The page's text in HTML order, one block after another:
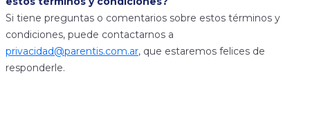
Si tiene preguntas o comentarios sobre estos términos y
condiciones, puede contactarnos a
privacidad@parentis.com.ar, que estaremos felices de
responderle.